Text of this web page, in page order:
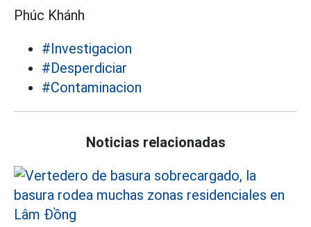
Phúc Khánh
#Investigacion
#Desperdiciar
#Contaminacion
Noticias relacionadas